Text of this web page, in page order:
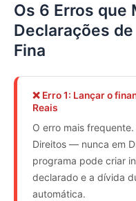
Os 6 Erros que
Declarações
Fina
❌ Erro 1: Lançar o
Reais
O erro mais
Direitos — nunca em
programa pode criar
declarado e a dívida
automática.